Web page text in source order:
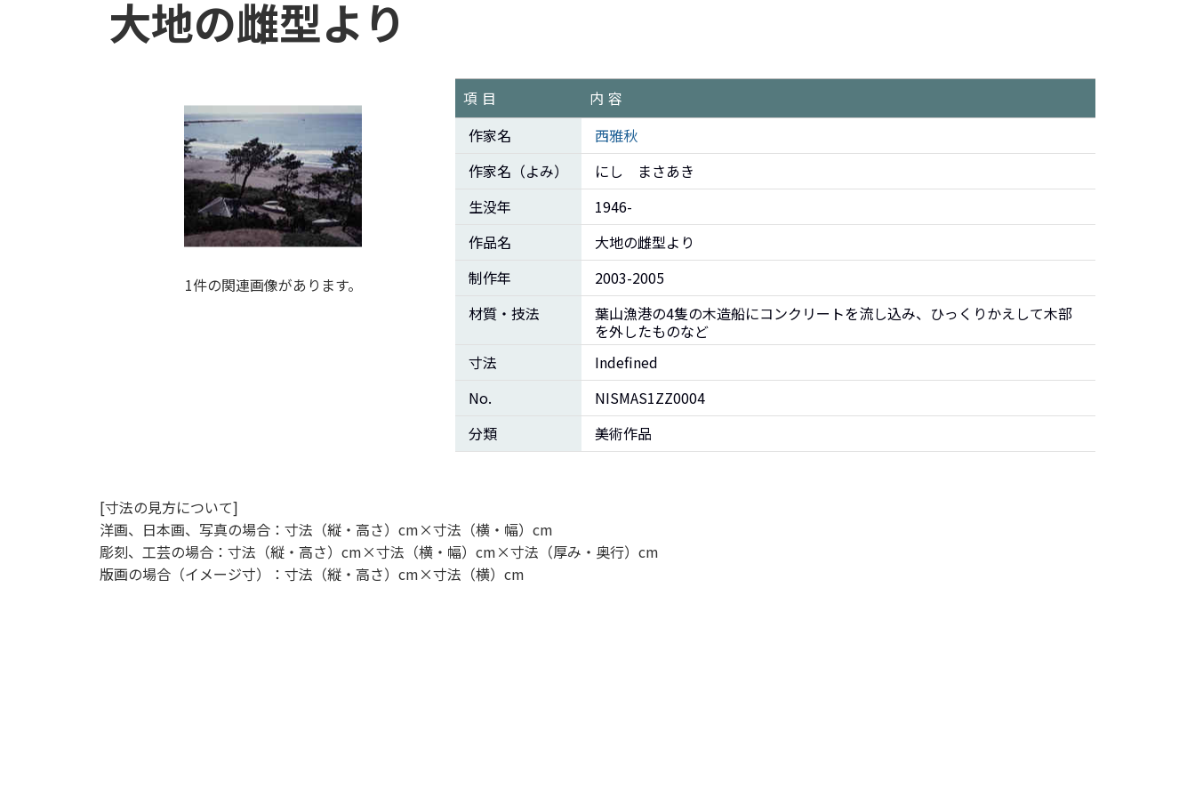
大地の雌型より
1件の関連画像があります。
項目
内容
作家名
西雅秋
作家名（よみ）
にし まさあき
生没年
1946-
作品名
大地の雌型より
制作年
2003-2005
材質・技法
葉山漁港の4隻の木造船にコンクリートを流し込み、ひっくりかえして木部
を外したものなど
寸法
Indefined
No.
NISMAS1ZZ0004
分類
美術作品
[寸法の見方について]
洋画、日本画、写真の場合：寸法（縦・高さ）cm×寸法（横・幅）cm
彫刻、工芸の場合：寸法（縦・高さ）cm×寸法（横・幅）cm×寸法（厚み・奥行）cm
版画の場合（イメージ寸）：寸法（縦・高さ）cm×寸法（横）cm